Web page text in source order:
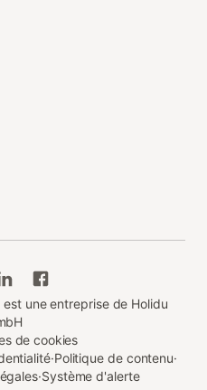
une entreprise de Holidu
de cookies
·Politique de contenu·
·Système d'alerte